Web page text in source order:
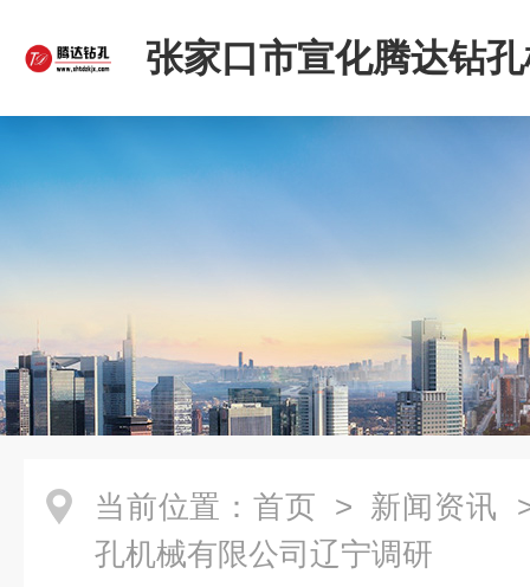
张家口市宣化腾达钻
限公司
当前位置： 首页 > 新闻资讯
孔机械有限公司辽宁调研